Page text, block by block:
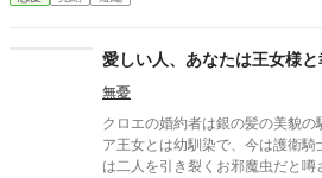
ったからだ。傷は残らないのに責
婚約して6ヶ月、接点のほとんど
り幸せな日々を送っていた。と
婚をして帰ってくる話を聞いて彼
悔しているのを聞いてしまった。
愛しい人、あなたは王女様
無憂
クロエの婚約者は銀の髪の美貌
ア王女とは幼馴染で、今は護衛
は二人を引き裂くお邪魔虫だと